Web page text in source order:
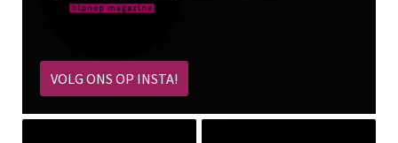
VOLG ONS OP INSTA!